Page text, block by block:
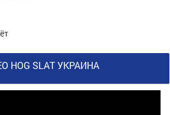
HOG SLAT УКРАИНА